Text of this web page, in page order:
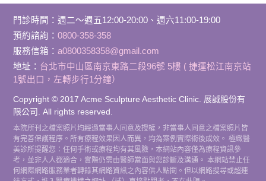
門診時間 ： 週二～週五12:00-20:00、週六11:00-19:00
預約諮詢： 0800-358-358
服務信箱： a0800358358@gmail.com
地址： 台北市中山區南京東路二段96號 5樓 ( 捷運松江南京站
1號出口，左轉步行1分鐘）
Copyright © 2017 Acme Sculpture Aesthetic Clinic. 展誠股份有
限公司. All rights reserved.
本院所刊之檔案照片均經過當事人同意及授權，非當事人同意之檔案照片皆
有完善保護程序。所有療程效果因人而異，均為案例實際術後成效。 極緻醫
美診所提醒您：任何手術或療程均有其風險，本網站內容僅為療程資訊參
考，並非人人都適合，實際仍需由醫師當面與您診斷及溝通。 本網站禁止任
何網際網路服務業者轉錄其網路資訊之內容供人點閱。但以網路搜尋或超連